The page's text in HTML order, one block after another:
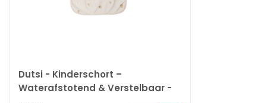
Dutsi - Kinderschort –
Waterafstotend & Verstelbaar -